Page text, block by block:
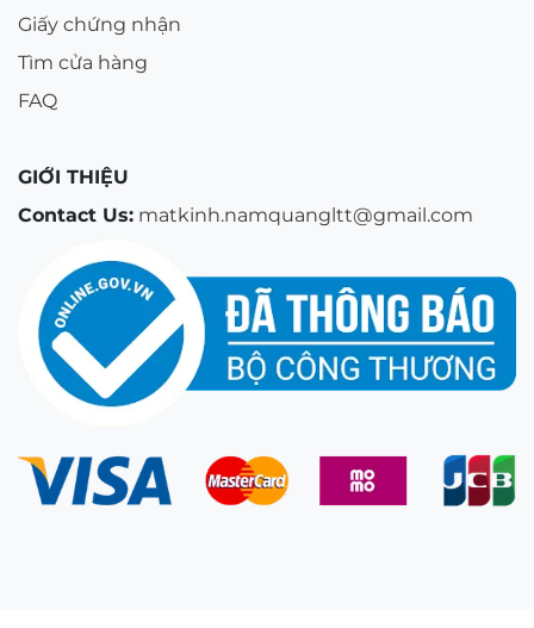
Giấy chứng nhận
Tìm cửa hàng
FAQ
GIỚI THIỆU
Contact Us: matkinh.namquangltt@gmail.com